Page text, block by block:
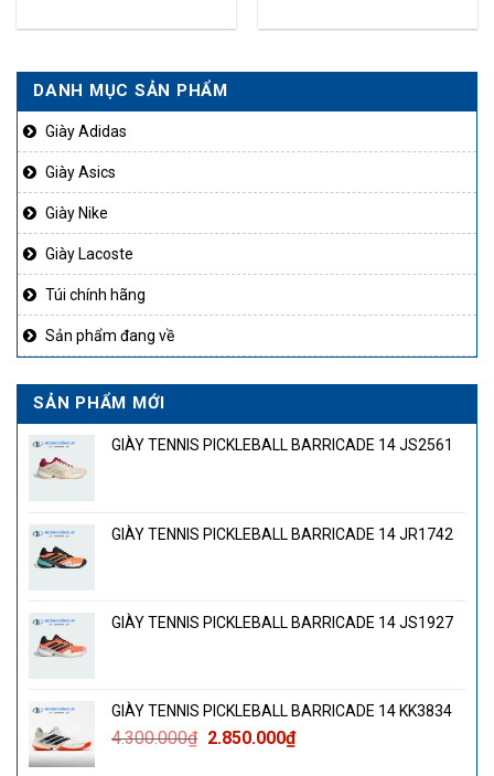
DANH MỤC SẢN PHẨM
Giày Adidas
Giày Asics
Giày Nike
Giày Lacoste
Túi chính hãng
Sản phẩm đang về
SẢN PHẨM MỚI
GIÀY TENNIS PICKLEBALL BARRICADE 14 JS2561
GIÀY TENNIS PICKLEBALL BARRICADE 14 JR1742
GIÀY TENNIS PICKLEBALL BARRICADE 14 JS1927
GIÀY TENNIS PICKLEBALL BARRICADE 14 KK3834
4.300.000₫ Giá
2.850.000₫Giá